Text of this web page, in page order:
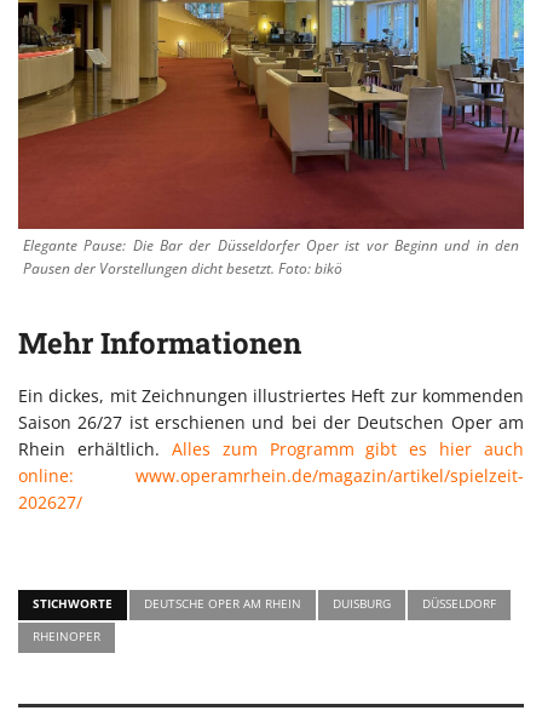
Elegante Pause: Die Bar der Düsseldorfer Oper ist vor Beginn und in den
Pausen der Vorstellungen dicht besetzt. Foto: bikö
Mehr Informationen
Ein dickes, mit Zeichnungen illustriertes Heft zur kommenden
Saison 26/27 ist erschienen und bei der Deutschen Oper am
Rhein erhältlich. Alles zum Programm gibt es hier auch
online: www.operamrhein.de/magazin/artikel/spielzeit-
202627/
STICHWORTE DEUTSCHE OPER AM RHEIN DUISBURG
DÜSSELDORF
RHEINOPER